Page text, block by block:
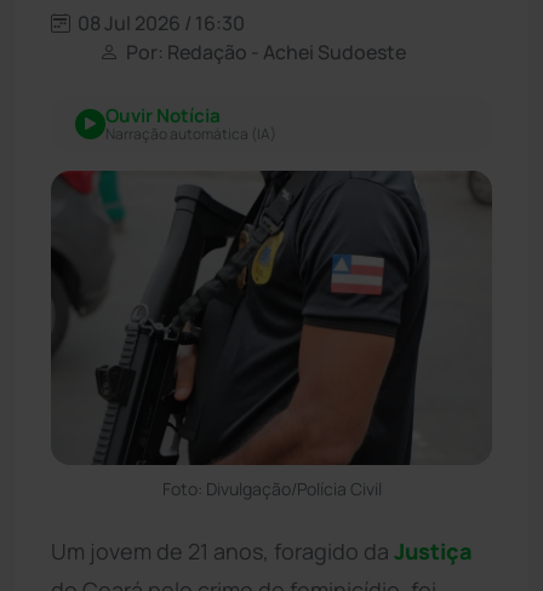
08 Jul 2026 / 16:30
Por: Redação - Achei Sudoeste
Ouvir Notícia
Narração automática (IA)
Foto: Divulgação/Polícia Civil
Um jovem de 21 anos, foragido da Justiça